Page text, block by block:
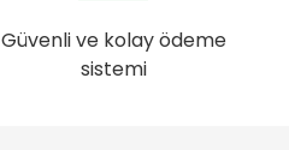
Güvenli ve kolay ödeme
sistemi